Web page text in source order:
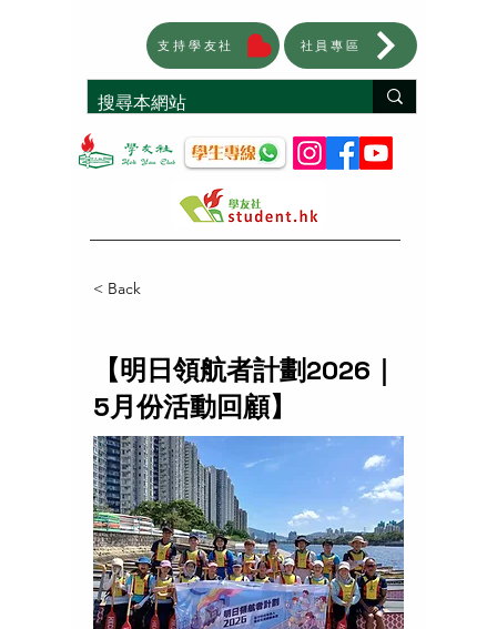
支持學友社 社員專區
< Back
【明日領航者計劃2026｜
5月份活動回顧】